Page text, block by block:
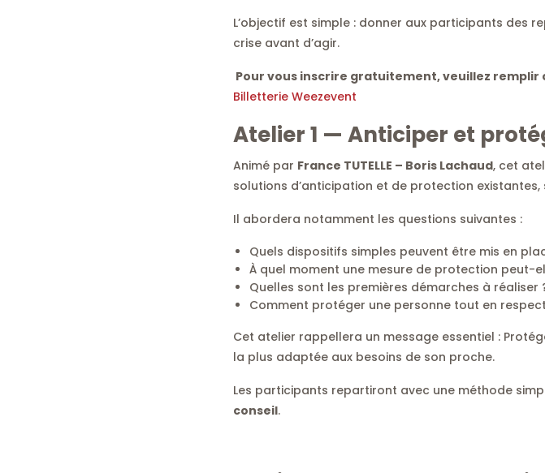
L’objectif est simple : donner aux participants des
crise avant d’agir.
Pour vous inscrire gratuitement, veuillez remplir
Billetterie Weezevent
Atelier 1 — Anticiper et
Animé par France TUTELLE – Boris Lachaud, cet
solutions d’anticipation et de protection
Il abordera notamment les questions suivantes :
Quels dispositifs simples peuvent être mis en
À quel moment une mesure de protection peut-
Quelles sont les premières démarches à réaliser
Comment protéger une personne tout en
Cet atelier rappellera un message essentiel :
la plus adaptée aux besoins de son proche.
Les participants repartiront avec une méthode
conseil.